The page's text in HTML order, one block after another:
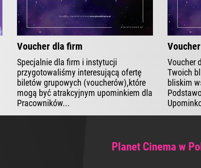
Voucher dla firm
Specjalnie dla firm i instytucji
przygotowaliśmy interesującą ofertę
biletów grupowych (voucherów),które
mogą być atrakcyjnym upominkiem dla
Pracowników...
Voucher
Twoich
bliskim
Planet Cinema w